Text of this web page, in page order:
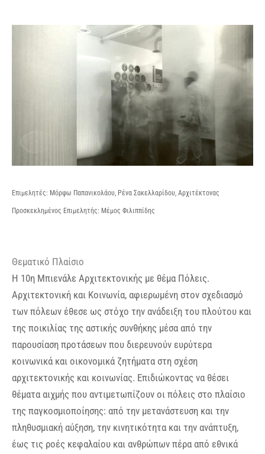
Επιμελητές: Μόρφω Παπανικολάου, Ρένα Σακελλαρίδου, Αρχιτέκτονας
Προσκεκλημένος Επιμελητής: Μέμος Φιλιππίδης
Θεματικό Πλαίσιο
Η 10η Μπιενάλε Αρχιτεκτονικής με θέμα Πόλεις.
Αρχιτεκτονική και Κοινωνία, αφιερωμένη στον σχεδιασμό
των πόλεων έθεσε ως στόχο την ανάδειξη του πλούτου και
της ποικιλίας της αστικής συνθήκης μέσα από την
παρουσίαση προτάσεων που διερευνούν ευρύτερα
κοινωνικά και οικονομικά ζητήματα στη σχέση
αρχιτεκτονικής και κοινωνίας. Επιδιώκοντας να θέσει
θέματα αιχμής που αντιμετωπίζουν οι πόλεις στο πλαίσιο
της παγκοσμιοποίησης: από την μετανάστευση και την
πληθυσμιακή αύξηση, την κινητικότητα και την ανάπτυξη,
έως τις ροές κεφαλαίου και ανθρώπων πέρα από εθνικά